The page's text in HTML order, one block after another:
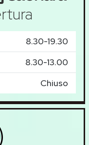
8.30-19.30
8.30-13.00
Chiuso